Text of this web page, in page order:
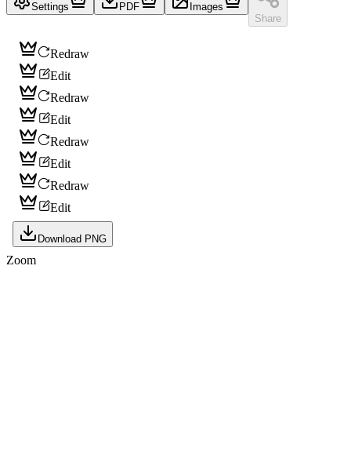
Settings PDF
Images
Share
Redraw
Edit
Redraw
Edit
Redraw
Edit
Redraw
Edit
Download PNG
Zoom